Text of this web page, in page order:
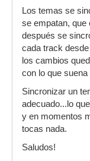
Los temas se
se empatan, que
después se
cada track
los cambios
con lo que
Sincronizar un
adecuado...lo
y en momentos
tocas nada.
Saludos!